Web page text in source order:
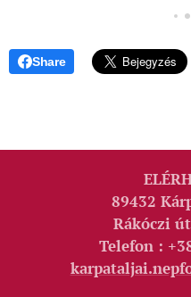
Share
89432
Rákóczi
Telefon :